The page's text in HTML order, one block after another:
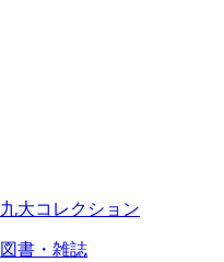
九大コレクション
図書・雑誌